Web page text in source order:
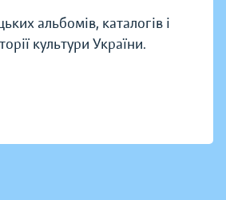
альбомів, каталогів і
культури України.